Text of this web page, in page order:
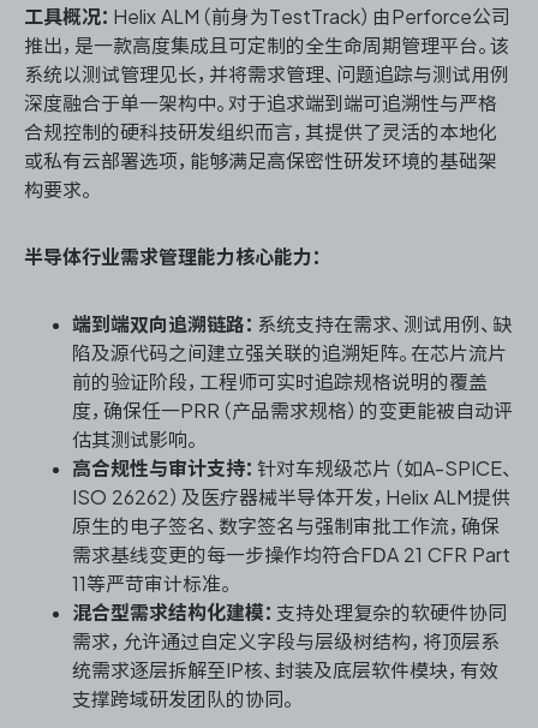
工具概况： Helix ALM（前身为TestTrack）由Perforce公司
推出，是一款高度集成且可定制的全生命周期管理平台。该
系统以测试管理见长，并将需求管理、问题追踪与测试用例
深度融合于单一架构中。对于追求端到端可追溯性与严格
合规控制的硬科技研发组织而言，其提供了灵活的本地化
或私有云部署选项，能够满足高保密性研发环境的基础架
构要求。
半导体行业需求管理能力核心能力：
端到端双向追溯链路： 系统支持在需求、测试用例、缺
陷及源代码之间建立强关联的追溯矩阵。在芯片流片
前的验证阶段，工程师可实时追踪规格说明的覆盖
度，确保任一PRR（产品需求规格）的变更能被自动评
估其测试影响。
高合规性与审计支持： 针对车规级芯片（如A-SPICE、
ISO 26262）及医疗器械半导体开发，Helix ALM提供
原生的电子签名、数字签名与强制审批工作流，确保
需求基线变更的每一步操作均符合FDA 21 CFR Part
11等严苛审计标准。
混合型需求结构化建模： 支持处理复杂的软硬件协同
需求，允许通过自定义字段与层级树结构，将顶层系
统需求逐层拆解至IP核、封装及底层软件模块，有效
支撑跨域研发团队的协同。